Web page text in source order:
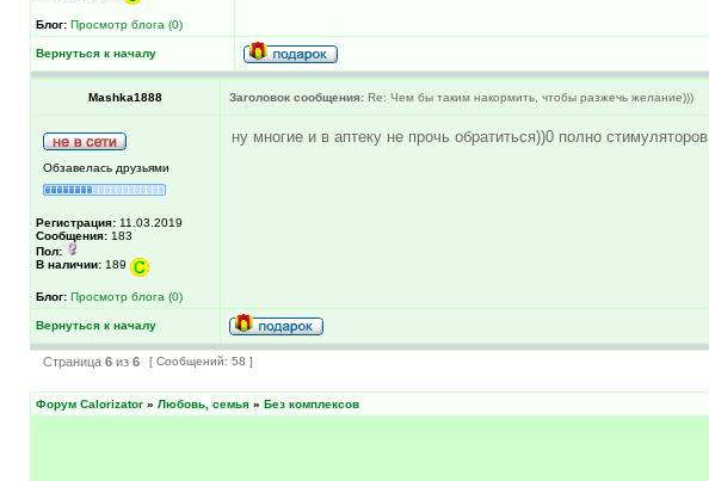
Блог: Просмотр блога (0)
Вернуться к началу
Mashka1888 Заголовок сообщения: Re: Чем бы таким накормить, чтобы разжечь желание)))
Обзавелась друзьями
Регистрация: 11.03.2019
Сообщения: 183
Пол:
В наличии: 189
Блог: Просмотр блога (0)
ну многие и в аптеку не прочь обратиться))0 полно стимуляторов
Вернуться к началу
Страница 6 из 6 [ Сообщений: 58 ]
Форум Calorizator » Любовь, семья » Без комплексов